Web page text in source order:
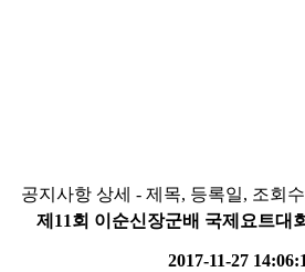
공지사항 상세 - 제목, 등록일, 조회
제11회 이순신장군배 국제요트대
2017-11-27